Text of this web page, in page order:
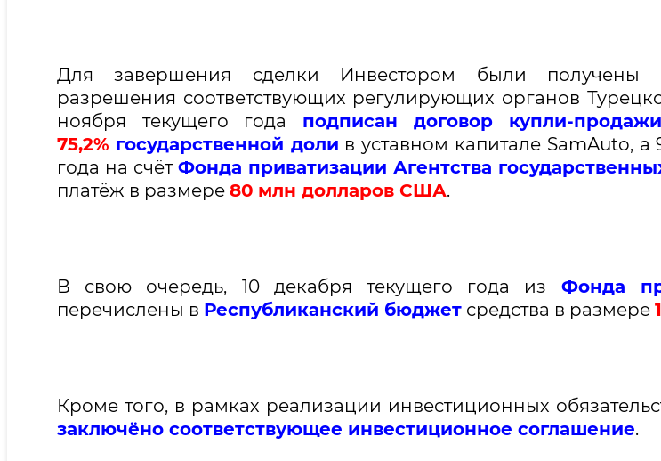
Для завершения сделки Инвестором были получены
разрешения соответствующих регулирующих органов
ноября текущего года подписан договор купли-продажи
75,2% государственной доли в уставном капитале SamAuto, а
года на счёт Фонда приватизации Агентства
платёж в размере 80 млн долларов США.
В свою очередь, 10 декабря текущего года из Фонда
перечислены в Республиканский бюджет средства в размере
Кроме того, в рамках реализации инвестиционных
заключёно соответствующее инвестиционное соглашение.